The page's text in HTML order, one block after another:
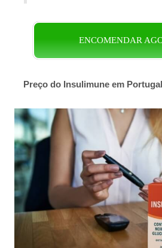
ENCOMENDAR
Preço do Insulimune em